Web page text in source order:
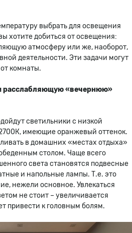
выбрать для освещения
хотите добиться от освещения:
атмосферу или же, наоборот,
деятельности. Эти задачи могут
комнаты.
расслабляющую «вечернюю»
светильники с низкой
имеющие оранжевый оттенок.
в домашних «местах отдыха»
столом. Чаще всего
света становятся подвесные
и напольные лампы. Т.е. это
нежели основное. Увлекаться
не стоит – увеличивается
привести к головным болям.